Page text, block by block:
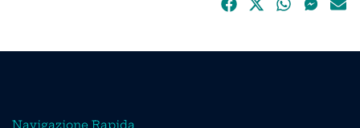
Navigazione Rapida